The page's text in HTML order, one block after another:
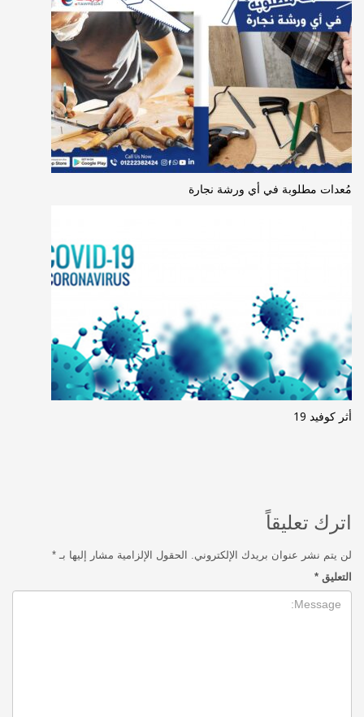
مُعدات مطلوبة في أي ورشة نجارة
أثر كوفيد 19
اترك تعليقاً
لن يتم نشر عنوان بريدك الإلكتروني. الحقول الإلزامية مشار إليها بـ *
التعليق *